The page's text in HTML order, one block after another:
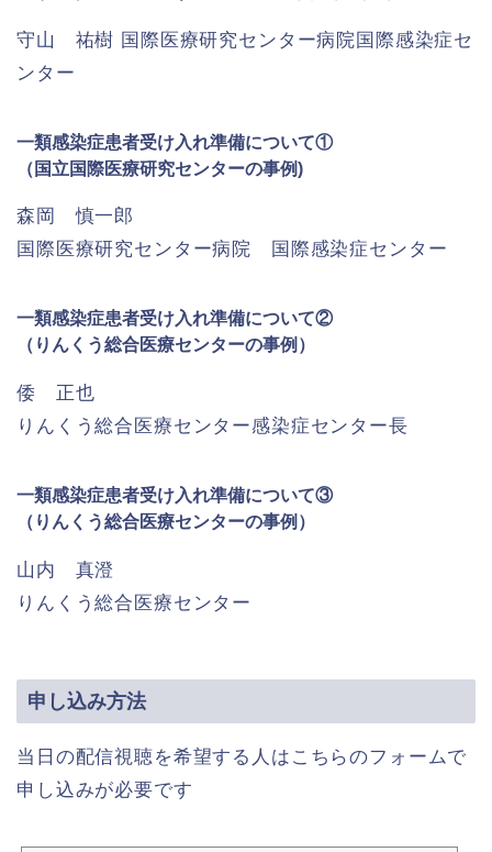
守山 祐樹 国際医療研究センター病院国際感染症セ
ンター
一類感染症患者受け入れ準備について①
（国立国際医療研究センターの事例)
森岡 慎一郎
国際医療研究センター病院 国際感染症センター
一類感染症患者受け入れ準備について②
（りんくう総合医療センターの事例）
倭 正也
りんくう総合医療センター感染症センター長
一類感染症患者受け入れ準備について③
（りんくう総合医療センターの事例）
山内 真澄
りんくう総合医療センター
申し込み方法
当日の配信視聴を希望する人はこちらのフォームで
申し込みが必要です